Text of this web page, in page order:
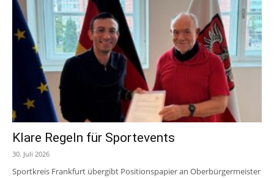
Klare Regeln für Sportevents
30. Juli 2026
Sportkreis Frankfurt übergibt Positionspapier an Oberbürgermeister